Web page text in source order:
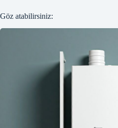
Göz atabilirsiniz: